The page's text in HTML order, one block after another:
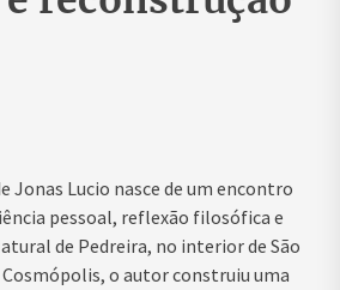
Lucio nasce de um encontro
pessoal, reflexão filosófica e
de Pedreira, no interior de São
o autor construiu uma